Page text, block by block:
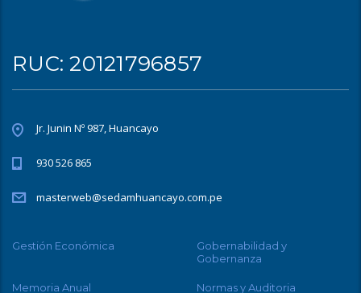
RUC: 20121796857
Jr. Junin Nº 987, Huancayo
930 526 865
masterweb@sedamhuancayo.com.pe
Gestión Económica
Gobernabilidad y
Gobernanza
Memoria Anual Normas y Auditoria